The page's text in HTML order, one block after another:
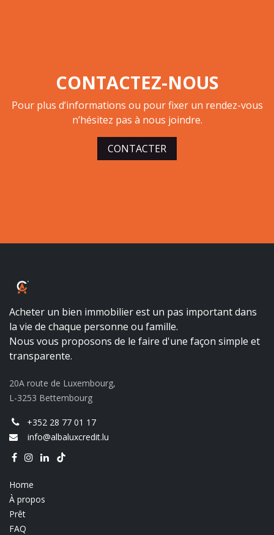
CONTACTEZ-NOUS
Pour plus d’informations ou pour fixer un rendez-vous
n’hésitez pas à nous joindre.
CONTACTER
Acheter un bien immobilier est un pas important dans
la vie de chaque personne ou famille.
Nous vous proposons de le faire d'une façon simple et
transparente.
20A route de Luxembourg,
L-3253 Bettembourg
+352 28 77 01 17
info@albaluxcredit.lu
Home
À propos
Prêt
FAQ